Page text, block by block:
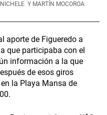
Y MARTÍN MOCOROA
aporte de Figueredo a
que participaba con el
información a la que
de esos giros
la Playa Mansa de